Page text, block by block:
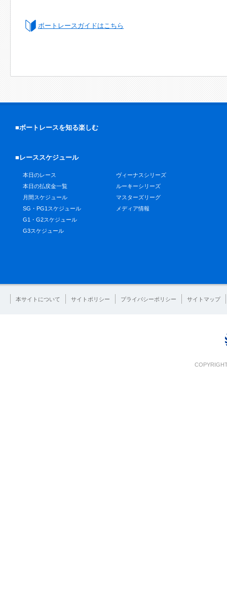
ボートレースガイドはこちら
■ボートレースを知る楽しむ
■レーススケジュール
本日のレース
本日の払戻金一覧
月間スケジュール
SG・PG1スケジュール
G1・G2スケジュール
G3スケジュール
ヴィーナスシリーズ
ルーキーシリーズ
マスターズリーグ
メディア情報
本サイトについて サイトポリシー プライバシーポリシー サイトマップ